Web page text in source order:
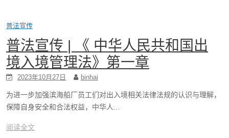
普法宣传
普法宣传 | 《 中华人民共和国出
境入境管理法》第一章
2023年10月27日 binhai
为进一步加强滨海船厂员工们对出入境相关法律法规的认识与理解，
保障自身安全和合法权益，中华人...
阅读全文